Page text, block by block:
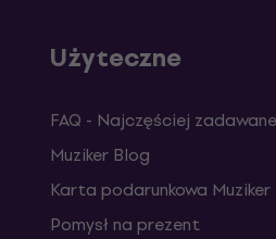
Użyteczne
FAQ - Najczęściej
Muziker Blog
Karta podarunkowa Muziker
Pomysł na prezent